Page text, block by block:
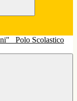
Polo Scolastico